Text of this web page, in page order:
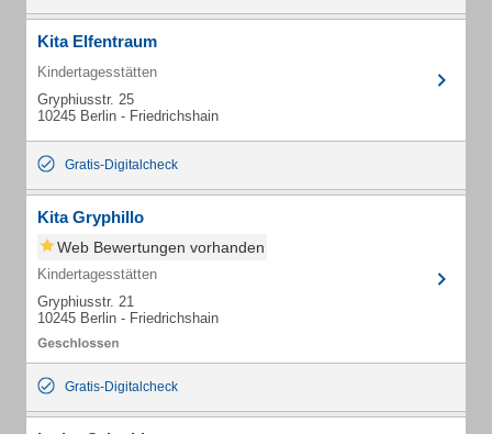
Kita Elfentraum
Kindertagesstätten
Gryphiusstr. 25
10245 Berlin - Friedrichshain
Gratis-Digitalcheck
Kita Gryphillo
Web Bewertungen vorhanden
Kindertagesstätten
Gryphiusstr. 21
10245 Berlin - Friedrichshain
Gratis-Digitalcheck